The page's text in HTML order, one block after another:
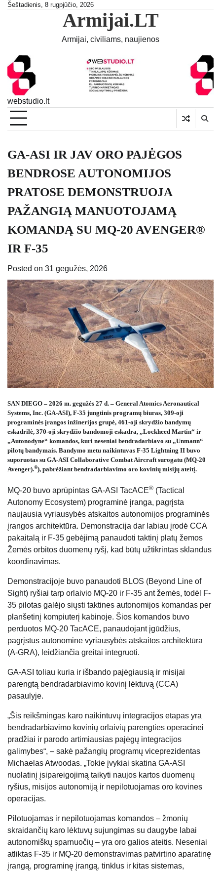
SkipŠeštadienis, 8 rugpjūčio, 2026
Armijai.LT
Armijai, civiliams, naujienos
webstudio.lt
GA-ASI IR JAV ORO PAJĖGOS
BENDROSE AUTONOMIJOS
PRATOSE DEMONSTRUOJA
PAŽANGIĄ MANUOTOJAMĄ
KOMANDĄ SU MQ-20 AVENGER®
IR F-35
Posted on 31 gegužės, 2026
SAN DIEGO – 2026 m. gegužės 27 d. – General Atomics Aeronautical
Systems, Inc. (GA-ASI), F-35 jungtinis programų biuras, 309-oji
programinės įrangos inžinerijos grupė, 461-oji skrydžio bandymų
eskadrilė, 370-oji skrydžio bandomoji eskadra, „Lockheed Martin“ ir
„Autonodyne“ komandos, kuri neseniai bendradarbiavo su „Unmann“
pilotų bandymais. Bandymo metu naikintuvas F-35 Lightning II buvo
suporuotas su GA-ASI Collaborative Combat Aircraft surogatu (MQ-20
Avenger).®), pabrėžiant bendradarbiavimo oro kovinių misijų ateitį.
MQ-20 buvo aprūpintas GA-ASI TacACE® (Tactical
Autonomy Ecosystem) programinė įranga, pagrįsta
naujausia vyriausybės atskaitos autonomijos programinės
įrangos architektūra. Demonstracija dar labiau įrodė CCA
pakaitalą ir F-35 gebėjimą panaudoti taktinį platų žemos
Žemės orbitos duomenų ryšį, kad būtų užtikrintas sklandus
koordinavimas.
Demonstracijoje buvo panaudoti BLOS (Beyond Line of
Sight) ryšiai tarp orlaivio MQ-20 ir F-35 ant žemės, todėl F-
35 pilotas galėjo siųsti taktines autonomijos komandas per
planšetinį kompiuterį kabinoje. Šios komandos buvo
perduotos MQ-20 TacACE, panaudojant įgūdžius,
pagrįstus autonomine vyriausybės atskaitos architektūra
(A-GRA), leidžiančia greitai integruoti.
GA-ASI toliau kuria ir išbando pajėgiausią ir misijai
parengtą bendradarbiavimo kovinį lėktuvą (CCA)
pasaulyje.
„Šis reikšmingas karo naikintuvų integracijos etapas yra
bendradarbiavimo kovinių orlaivių parengties operacinei
pradžiai ir parodo artimiausias pajėgų integracijos
galimybes“, – sakė pažangių programų viceprezidentas
Michaelas Atwoodas. „Tokie įvykiai skatina GA-ASI
nuolatinį įsipareigojimą taikyti naujos kartos duomenų
ryšius, misijos autonomiją ir nepilotuojamas oro kovines
operacijas.
Pilotuojamas ir nepilotuojamas komandos – žmonių
skraidančių karo lėktuvų sujungimas su daugybe labai
autonomiškų sparnuočių – yra oro galios ateitis. Neseniai
atliktas F-35 ir MQ-20 demonstravimas patvirtino aparatinę
įrangą, programinę įrangą, tinklus ir kitas sistemas,